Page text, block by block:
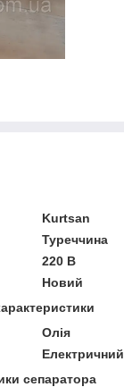
Kurtsan
Туреччина
220 В
Новий
Олія
Електричний
сепаратора